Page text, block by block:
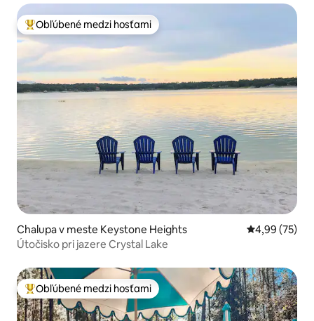
Najobľúbenejšie medzi hosťami
Obľúbené medzi hosťami
Chalupa v meste Keystone Heights Priemerné
4,99 (75)
Útočisko pri jazere Crystal Lake
Najobľúbenejšie medzi hosťami
Obľúbené medzi hosťami